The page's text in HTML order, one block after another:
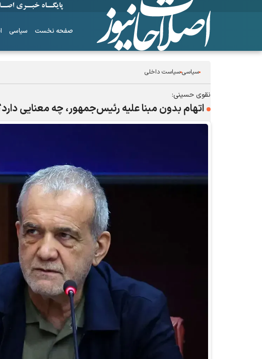
صفحه نخست سیاسی
سیاسیسیاست داخلی
نقوی حسینی:
اتهام بدون مبنا علیه رئیس‎‌جمهور، چه معنایی دارد؟
ساز‌های همیشه ناکوک! ۶+۱ مدعی بهشت